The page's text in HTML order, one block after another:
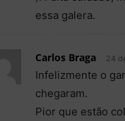
essa galera.
Carlos Braga 24
Infelizmente o
chegaram.
Pior que estão